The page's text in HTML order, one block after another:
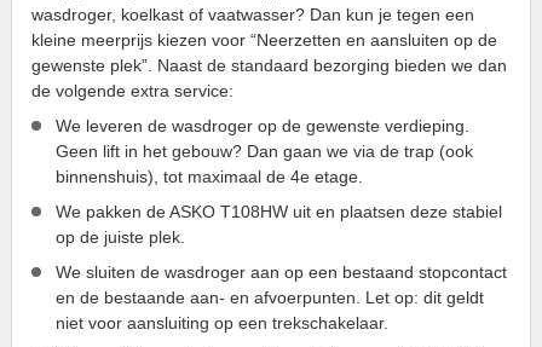
wasdroger, koelkast of vaatwasser? Dan kun je tegen een
kleine meerprijs kiezen voor “Neerzetten en aansluiten op de
gewenste plek”. Naast de standaard bezorging bieden we dan
de volgende extra service:
We leveren de wasdroger op de gewenste verdieping.
Geen lift in het gebouw? Dan gaan we via de trap (ook
binnenshuis), tot maximaal de 4e etage.
We pakken de ASKO T108HW uit en plaatsen deze stabiel
op de juiste plek.
We sluiten de wasdroger aan op een bestaand stopcontact
en de bestaande aan- en afvoerpunten. Let op: dit geldt
niet voor aansluiting op een trekschakelaar.